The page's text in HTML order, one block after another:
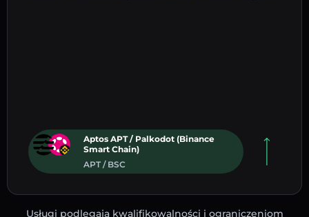
Aptos APT / Palkodot (Binance
Smart Chain)
APT / BSC
Usługi podlegają kwalifikowalności i ograniczeniom